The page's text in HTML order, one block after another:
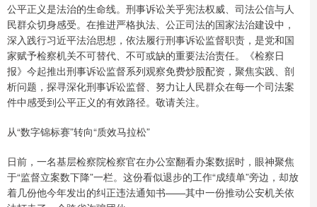
公平正义是法治的生命线。刑事诉讼关乎宪法权威、司法公信与人
民群众切身感受。在推进严格执法、公正司法的国家法治建设中，
深入践行习近平法治思想，依法履行刑事诉讼监督职责，是党和国
家赋予检察机关不可替代、不可或缺的重要法治责任。《检察日
报》今起推出刑事诉讼监督系列观察免费炒股配资，聚焦实践、剖
析问题，探寻深化刑事诉讼监督、努力让人民群众在每一个司法案
件中感受到公平正义的有效路径。敬请关注。
从“数字锦标赛”转向“质效马拉松”
日前，一名基层检察院检察官在办公室翻看办案数据时，眼神聚焦
于“监督立案数下降”一栏。这份看似退步的工作“成绩单”旁边，却放
着几份他今年发出的纠正违法通知书——其中一份推动公安机关依